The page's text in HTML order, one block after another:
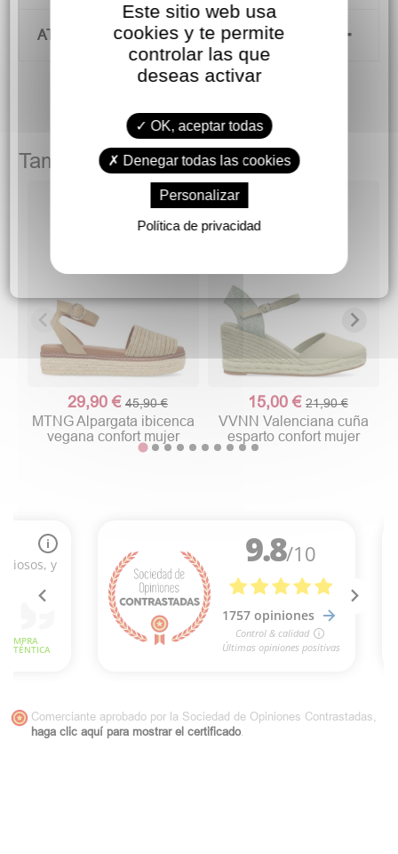
ATENCIÓN AL CLIENTE
También podría gustarte
29,90 €45,90 €
MTNG Alpargata ibicenca
vegana confort mujer
15,00 € 21,90 €
VVNN Valenciana cuña
esparto confort mujer
Comerciante aprobado por la Sociedad de Opiniones Contrastadas,
haga clic aquí para mostrar el certificado.
Este sitio web usa
cookies y te permite
controlar las que
deseas activar
OK, aceptar todas
Denegar todas las cookies
Personalizar
Política de privacidad